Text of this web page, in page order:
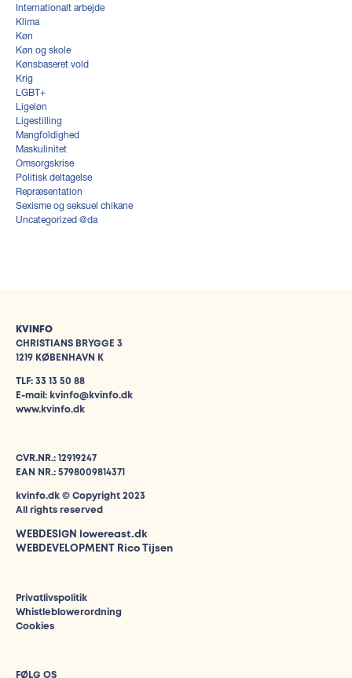
Internationalt arbejde
Klima
Køn
Køn og skole
Kønsbaseret vold
Krig
LGBT+
Ligeløn
Ligestilling
Mangfoldighed
Maskulinitet
Omsorgskrise
Politisk deltagelse
Repræsentation
Sexisme og seksuel chikane
Uncategorized @da
KVINFO
CHRISTIANS BRYGGE 3
1219 KØBENHAVN K
TLF: 33 13 50 88
E-mail: kvinfo@kvinfo.dk
www.kvinfo.dk
CVR.NR.: 12919247
EAN NR.: 5798009814371
kvinfo.dk © Copyright 2023
All rights reserved
WEBDESIGN
lowereast.dk
WEBDEVELOPMENT Rico Tijsen
Privatlivspolitik
Whistleblowerordning
Cookies
FØLG OS